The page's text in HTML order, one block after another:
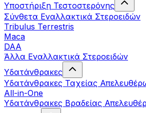
Υποστήριξη Τεστοστερόνης
Σύνθετα Εναλλακτικά Στεροειδών
Tribulus Terrestris
Maca
DAA
Άλλα Εναλλακτικά Στεροειδών
Υδατάνθρακες
Υδατάνθρακες Ταχείας
All-in-One
Υδατάνθρακες Βραδείας